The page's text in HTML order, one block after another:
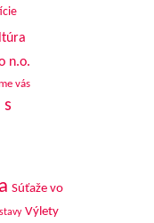
n.o.
vás
s
Súťaže vo
Výlety